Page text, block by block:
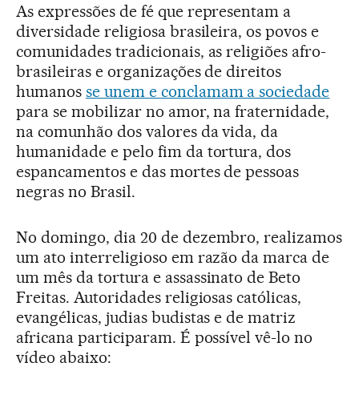
As expressões de fé que representam a
diversidade religiosa brasileira, os povos e
comunidades tradicionais, as religiões afro-
brasileiras e organizações de direitos
humanos se unem e conclamam a sociedade
para se mobilizar no amor, na fraternidade,
na comunhão dos valores da vida, da
humanidade e pelo fim da tortura, dos
espancamentos e das mortes de pessoas
negras no Brasil.
No domingo, dia 20 de dezembro, realizamos
um ato interreligioso em razão da marca de
um mês da tortura e assassinato de Beto
Freitas. Autoridades religiosas católicas,
evangélicas, judias budistas e de matriz
africana participaram. É possível vê-lo no
vídeo abaixo: